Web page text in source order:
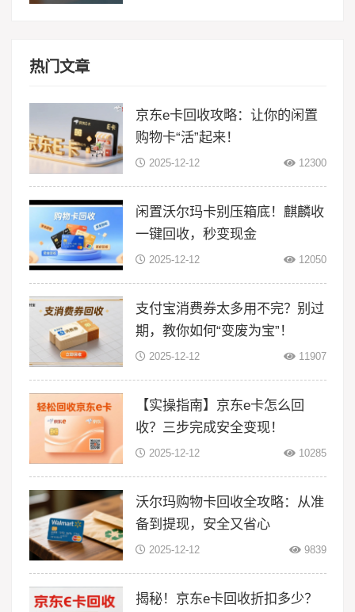
热门文章
京东e卡回收攻略：让你的闲置
购物卡“活”起来！
2025-12-12 12300
闲置沃尔玛卡别压箱底！麒麟收
一键回收，秒变现金
2025-12-12 12050
支付宝消费券太多用不完？别过
期，教你如何“变废为宝”！
2025-12-12 11907
【实操指南】京东e卡怎么回
收？三步完成安全变现！
2025-12-12 10285
沃尔玛购物卡回收全攻略：从准
备到提现，安全又省心
2025-12-12 9839
揭秘！京东e卡回收折扣多少？